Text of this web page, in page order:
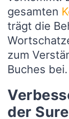
gesamten
trägt die
zum
Buches bei.
der